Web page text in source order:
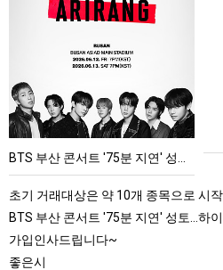
서
트
'75
분
BTS 부산 콘서트 '75분 지연' 성토…하이브 "큰 실망·불편" 사과
초기 거래대상은 약 10개 종목으로 시작해 최대 100개까지 확대할 방침이다. 구체적인 거래 대상 ETF는 아직 확정
BTS 부산 콘서트 '75분 지연' 성토…하
가입인사드립니다~
좋은시